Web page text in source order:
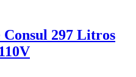
297 Litros